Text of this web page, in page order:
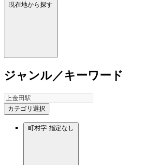
現在地から探す
ジャンル／キーワード
カテゴリ選択
町村字 指定なし